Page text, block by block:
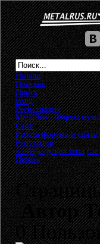
Начало
Помощь
Поиск
Вход
Регистрация
MetalRus - Форум
Сайт»
Работа форума и сайта
Репутация
« предыдущая тема
Печать
Автор
0